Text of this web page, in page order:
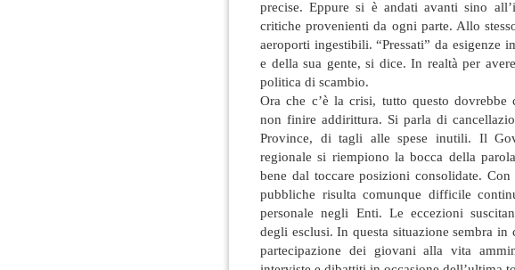
precise. Eppure si è andati avanti sino
critiche provenienti da ogni parte. Allo
aeroporti ingestibili. “Pressati” da esigenze
e della sua gente, si dice. In realtà per
politica di scambio.
Ora che c’è la crisi, tutto questo dovrebbe
non finire addirittura. Si parla di
Province, di tagli alle spese inutili. Il
regionale si riempiono la bocca della
bene dal toccare posizioni consolidate.
pubbliche risulta comunque difficile
personale negli Enti. Le eccezioni
degli esclusi. In questa situazione sembra in
partecipazione dei giovani alla vita